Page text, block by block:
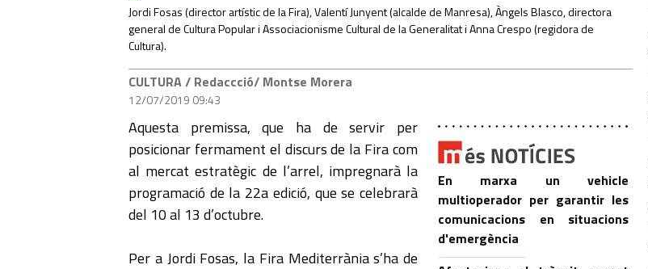
Jordi Fosas (director artístic de la Fira), Valentí Junyent (alcalde de Manresa), Àngels Blasco, directora
general de Cultura Popular i Associacionisme Cultural de la Generalitat i Anna Crespo (regidora de
Cultura).
CULTURA/ Redaccció/ Montse Morera
12/07/2019 09:43
En marxa un vehicle
multioperador per garantir les
comunicacions en situacions
d'emergència
Aquesta premissa, que ha de servir per
posicionar fermament el discurs de la Fira com
al mercat estratègic de l’arrel, impregnarà la
programació de la 22a edició, que se celebrarà
del 10 al 13 d’octubre.
Per a Jordi Fosas, la Fira Mediterrània s’ha de